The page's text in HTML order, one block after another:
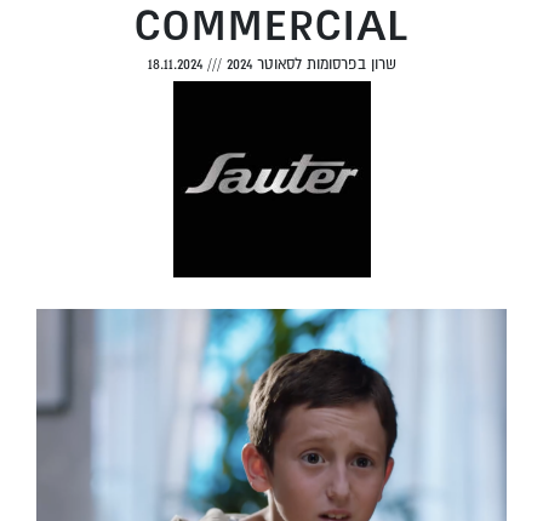
COMMERCIAL
שרון בפרסומות לסאוטר 2024 ///
18.11.2024